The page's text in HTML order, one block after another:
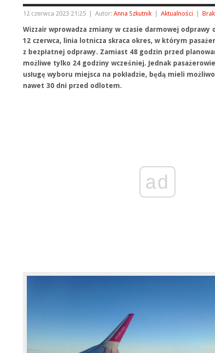
12 czerwca 2023 21:25 Autor: Anna Szkutnik Aktualności
Wizzair wprowadza zmiany w czasie darmowej odprawy
12 czerwca, linia lotnicza skraca okres, w którym
z bezpłatnej odprawy. Zamiast 48 godzin przed
możliwe tylko 24 godziny wcześniej. Jednak
usługę wyboru miejsca na pokładzie, będą mieli
nawet 30 dni przed odlotem.
ad